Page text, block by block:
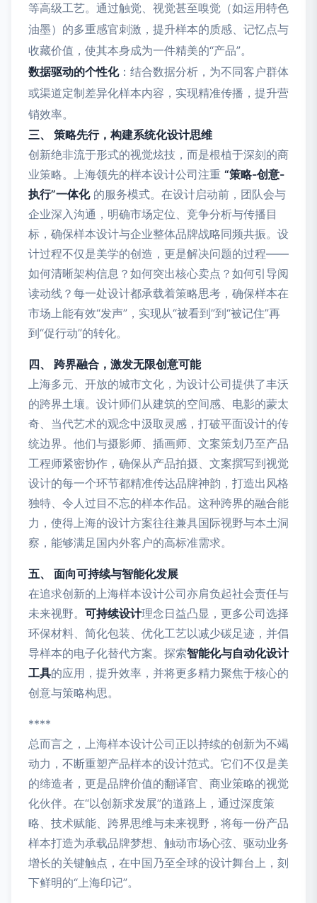
等高级工艺。通过触觉、视觉甚至嗅觉（如运用特色
油墨）的多重感官刺激，提升样本的质感、记忆点与
收藏价值，使其本身成为一件精美的“产品”。
数据驱动的个性化：结合数据分析，为不同客户群体
或渠道定制差异化样本内容，实现精准传播，提升营
销效率。
三、 策略先行，构建系统化设计思维
创新绝非流于形式的视觉炫技，而是根植于深刻的商
业策略。上海领先的样本设计公司注重 “策略-创意-
执行”一体化的服务模式。在设计启动前，团队会与
企业深入沟通，明确市场定位、竞争分析与传播目
标，确保样本设计与企业整体品牌战略同频共振。设
计过程不仅是美学的创造，更是解决问题的过程——
如何清晰架构信息？如何突出核心卖点？如何引导阅
读动线？每一处设计都承载着策略思考，确保样本在
市场上能有效“发声”，实现从“被看到”到“被记住”再
到“促行动”的转化。
四、 跨界融合，激发无限创意可能
上海多元、开放的城市文化，为设计公司提供了丰沃
的跨界土壤。设计师们从建筑的空间感、电影的蒙太
奇、当代艺术的观念中汲取灵感，打破平面设计的传
统边界。他们与摄影师、插画师、文案策划乃至产品
工程师紧密协作，确保从产品拍摄、文案撰写到视觉
设计的每一个环节都精准传达品牌神韵，打造出风格
独特、令人过目不忘的样本作品。这种跨界的融合能
力，使得上海的设计方案往往兼具国际视野与本土洞
察，能够满足国内外客户的高标准需求。
五、 面向可持续与智能化发展
在追求创新的上海样本设计公司亦肩负起社会责任与
未来视野。 可持续设计理念日益凸显，更多公司选择
环保材料、简化包装、优化工艺以减少碳足迹，并倡
导样本的电子化替代方案。探索智能化与自动化设计
工具的应用，提升效率，并将更多精力聚焦于核心的
创意与策略构思。
****
总而言之，上海样本设计公司正以持续的创新为不竭
动力，不断重塑产品样本的设计范式。它们不仅是美
的缔造者，更是品牌价值的翻译官、商业策略的视觉
化伙伴。在“以创新求发展”的道路上，通过深度策
略、技术赋能、跨界思维与未来视野，将每一份产品
样本打造为承载品牌梦想、触动市场心弦、驱动业务
增长的关键触点，在中国乃至全球的设计舞台上，刻
下鲜明的“上海印记”。